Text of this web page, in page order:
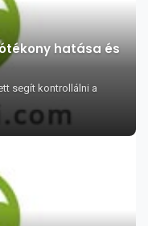
hatása és
segít kontrollálni a